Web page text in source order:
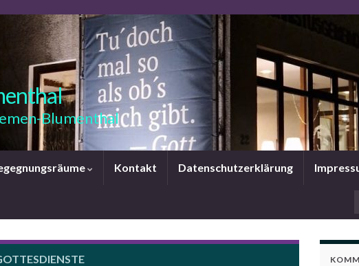
Blumenthal
Kontakt Datenschutzerklärung